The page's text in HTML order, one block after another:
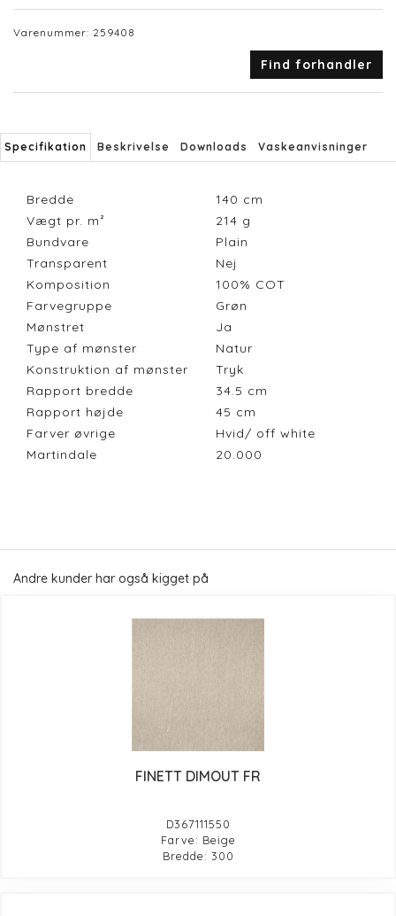
Varenummer: 259408
Find forhandler
Specifikation Beskrivelse Downloads Vaskeanvisninger
Bredde 140 cm
Vægt pr. m²
214 g
Bundvare
Plain
Transparent
Nej
Komposition
100% COT
Farvegruppe
Grøn
Mønstret
Ja
Type af mønster
Natur
Konstruktion af mønster
Tryk
Rapport bredde
34.5 cm
Rapport højde
45 cm
Farver øvrige
Hvid/ off white
Martindale
20.000
Andre kunder har også kigget på
FINETT DIMOUT FR
D367111550
Farve: Beige
Bredde: 300